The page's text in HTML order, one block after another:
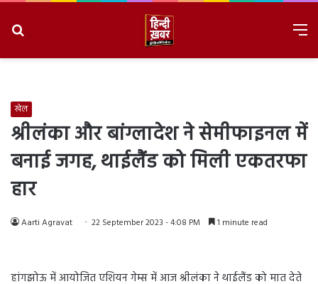
खेल
श्रीलंका और बांग्लादेश ने सेमीफाइनल में
बनाई जगह, थाईलैंड को मिली एकतरफा
हार
Aarti Agravat 22 September 2023 - 4:08 PM 1 minute read
हांगझोऊ में आयोजित एशियन गेम्स में आज श्रीलंका ने थाईलैंड को मात देते